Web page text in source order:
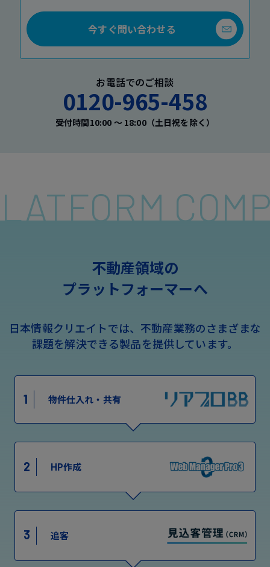
今すぐ問い合わせる
お電話でのご相談
0120-965-458
受付時間10:00 〜 18:00（土日祝を除く）
不動産領域の
プラットフォーマーへ
日本情報クリエイトでは、不動産業務のさまざまな
課題を解決できる製品を提供しています。
1 物件仕入れ・共有
2 HP作成
3 追客